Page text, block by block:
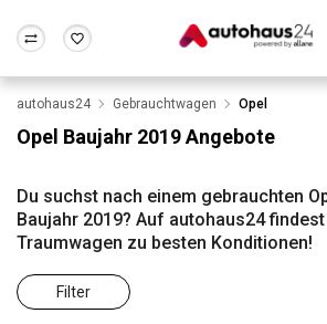
Wir bewerten dein Auto
Alle Fragen & Antworten
Rund um die
Frankfurt Wuppertal
autohaus24 Gebrauchtwagen Opel
Opel Baujahr 2019 Angebote
Du suchst nach einem gebrauchten
Baujahr 2019? Auf autohaus24
Traumwagen zu besten Konditionen!
Filter